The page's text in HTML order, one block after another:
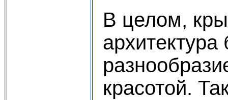
В целом,
архитектура
красотой.